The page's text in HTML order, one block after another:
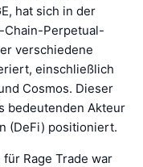
hat sich in der
Chain-Perpetual-
verschiedene
einschließlich
Cosmos. Dieser
bedeutenden Akteur
(DeFi) positioniert.
Rage Trade war